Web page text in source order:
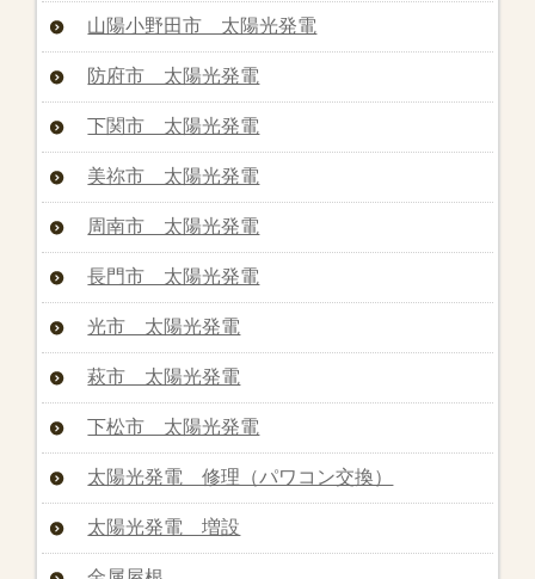
山陽小野田市 太陽光発電
防府市 太陽光発電
下関市 太陽光発電
美祢市 太陽光発電
周南市 太陽光発電
長門市 太陽光発電
光市 太陽光発電
萩市 太陽光発電
下松市 太陽光発電
太陽光発電 修理（パワコン交換）
太陽光発電 増設